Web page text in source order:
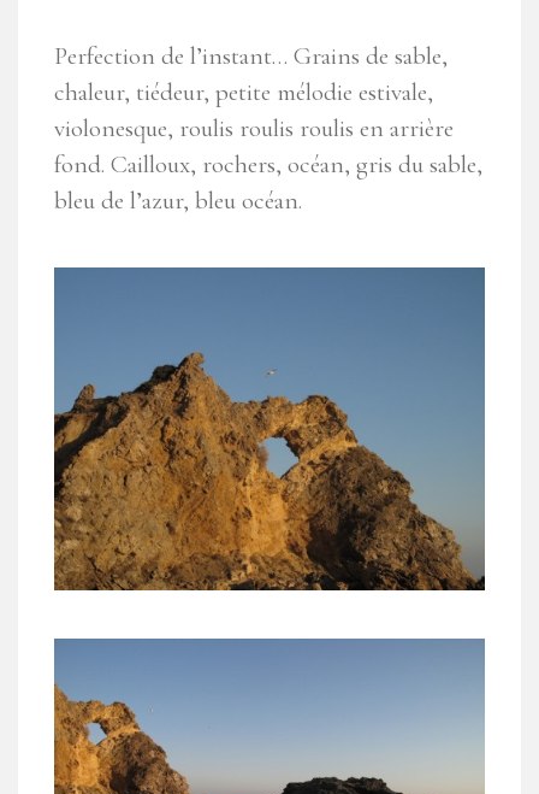
Perfection de l’instant… Grains de sable,
chaleur, tiédeur, petite mélodie estivale,
violonesque, roulis roulis roulis en arrière
fond. Cailloux, rochers, océan, gris du sable,
bleu de l’azur, bleu océan.